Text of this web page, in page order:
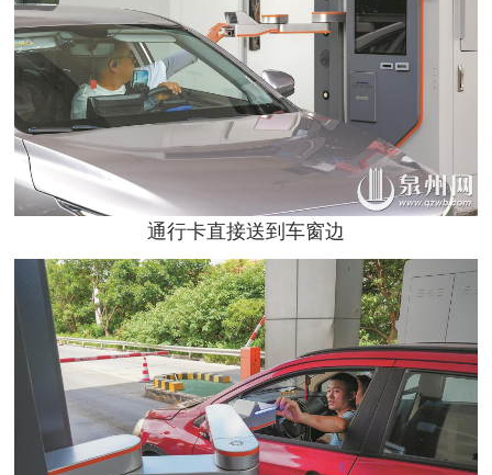
通行卡直接送到车窗边